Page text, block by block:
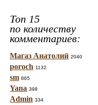
Топ 15
по количеству
комментариев:
Магаз Анатолий 2040
poroch 1132
sm 865
Yana 398
Admin 334